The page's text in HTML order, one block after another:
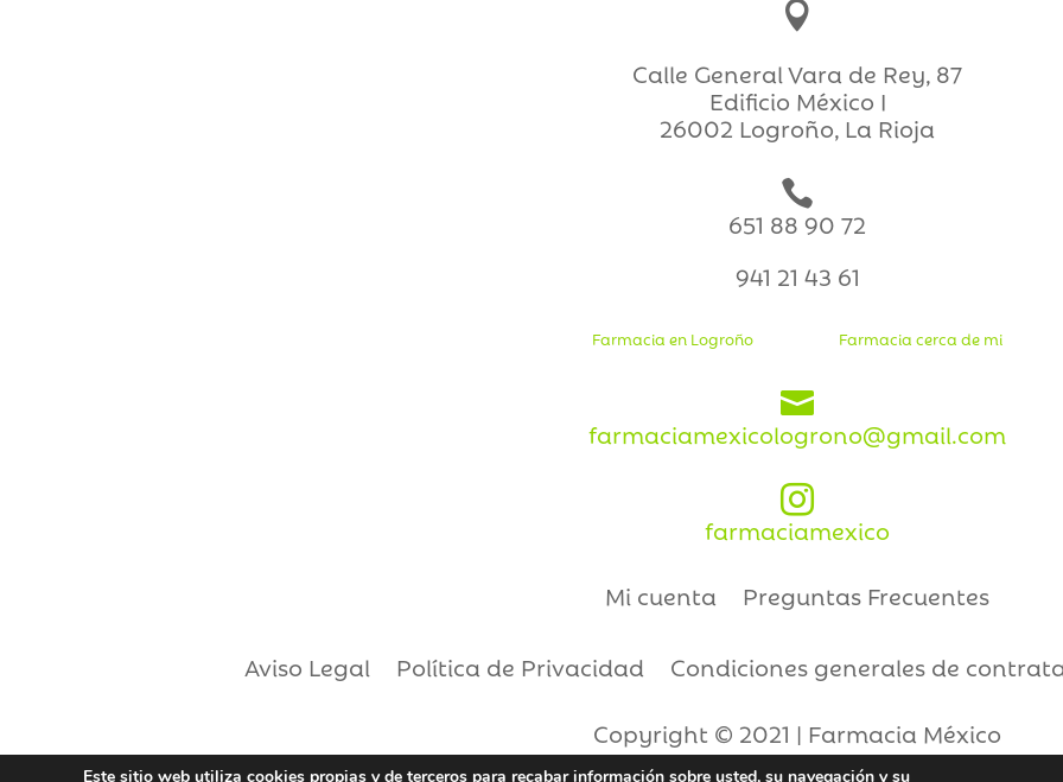

Calle General Vara de Rey, 87
Edificio México I
26002 Logroño, La Rioja

651 88 90 72
941 21 43 61
Farmacia en Logroño Farmacia cerca de mi

farmaciamexicologrono@gmail.com

farmaciamexico
Mi cuenta Preguntas Frecuentes
Aviso Legal Política de Privacidad Condiciones generales de
Copyright © 2021 | Farmacia México
Este sitio web utiliza cookies propias y de terceros para recabar información sobre usted, su navegación y su